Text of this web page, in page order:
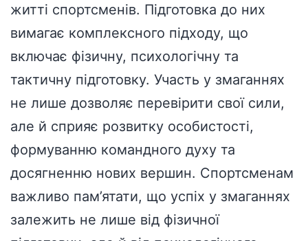
житті спортсменів. Підготовка до них
вимагає комплексного підходу, що
включає фізичну, психологічну та
тактичну підготовку. Участь у змаганнях
не лише дозволяє перевірити свої сили,
але й сприяє розвитку особистості,
формуванню командного духу та
досягненню нових вершин. Спортсменам
важливо пам’ятати, що успіх у змаганнях
залежить не лише від фізичної